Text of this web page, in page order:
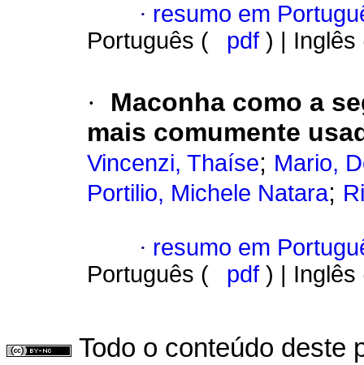
· resumo em
Português (
pdf ) |
·
Maconha como a
mais comumente
Vincenzi, Thaíse; Mario,
Portilio, Michele Natara;
· resumo em
Português (
pdf ) |
Todo o conteúdo deste